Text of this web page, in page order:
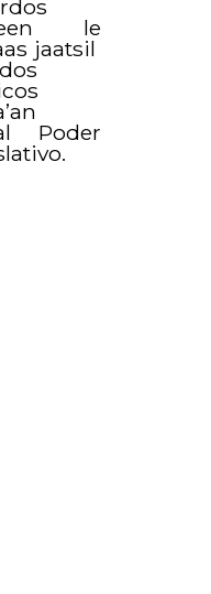
le
jaatsil
Poder